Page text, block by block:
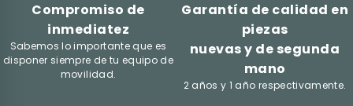
Compromiso de
inmediatez
Sabemos lo importante que es
disponer siempre de tu equipo de
movilidad.
Garantía de calidad en
piezas
nuevas y de segunda
mano
2 años y 1 año respectivamente.